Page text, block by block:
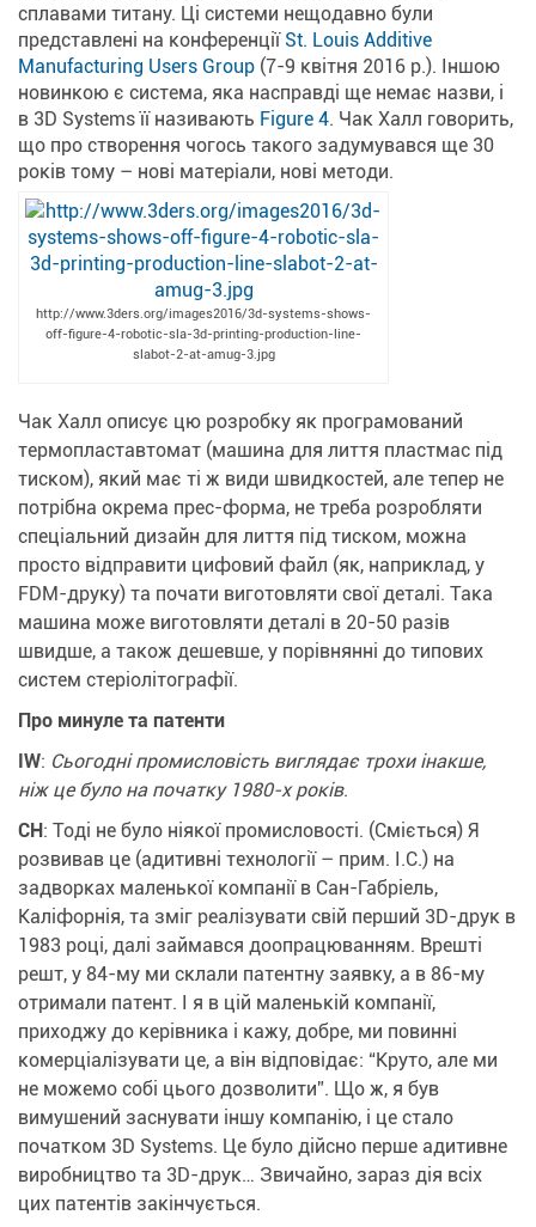
сплавами титану. Ці системи нещодавно були
представлені на конференції St. Louis Additive
Manufacturing Users Group (7-9 квітня 2016 р.). Іншою
новинкою є система, яка насправді ще немає назви, і
в 3D Systems її називають Figure 4. Чак Халл говорить,
що про створення чогось такого задумувався ще 30
років тому – нові матеріали, нові методи.
http://www.3ders.org/images2016/3d-systems-shows-
off-figure-4-robotic-sla-3d-printing-production-line-
slabot-2-at-amug-3.jpg
Чак Халл описує цю розробку як програмований
термопластавтомат (машина для лиття пластмас під
тиском), який має ті ж види швидкостей, але тепер не
потрібна окрема прес-форма, не треба розробляти
спеціальний дизайн для лиття під тиском, можна
просто відправити цифовий файл (як, наприклад, у
FDM-друку) та почати виготовляти свої деталі. Така
машина може виготовляти деталі в 20-50 разів
швидше, а також дешевше, у порівнянні до типових
систем стеріолітографії.
Про минуле та патенти
IW: Сьогодні промисловість виглядає трохи інакше,
ніж це було на початку 1980-х років.
CH: Тоді не було ніякої промисловості. (Сміється) Я
розвивав це (адитивні технології– прим. І.С.) на
задворках маленької компанії в Сан-Габріель,
Каліфорнія, та зміг реалізувати свій перший 3D-друк в
1983 році, далі займався доопрацюванням. Врешті
решт, у 84-му ми склали патентну заявку, а в 86-му
отримали патент. І я в цій маленькій компанії,
приходжу до керівника і кажу, добре, ми повинні
комерціалізувати це, а він відповідає: “Круто, але ми
не можемо собі цього дозволити”. Що ж, я був
вимушений заснувати іншу компанію, і це стало
початком 3D Systems. Це було дійсно перше адитивне
виробництво та 3D-друк… Звичайно, зараз дія всіх
цих патентів закінчується.